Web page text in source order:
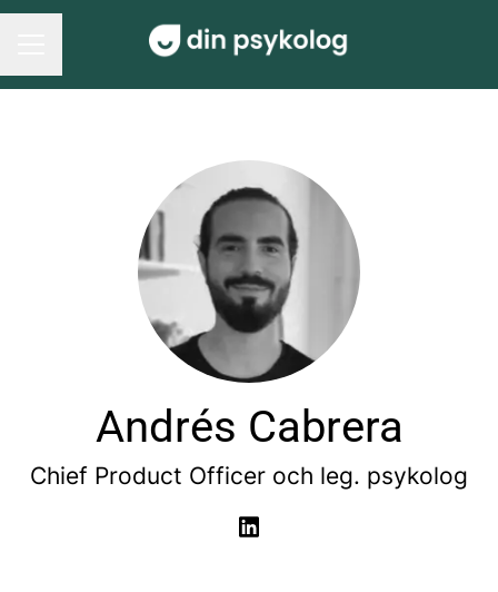
Andrés Cabrera
Chief Product Officer och leg. psykolog